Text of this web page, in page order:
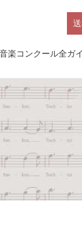
楽コンクール全ガ